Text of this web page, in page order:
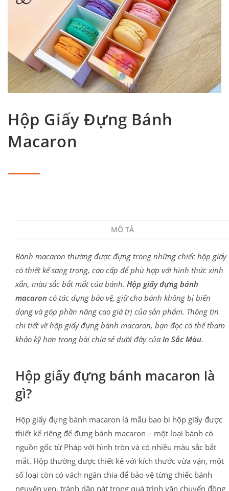
Hộp Giấy Đựng Bánh
Macaron
MÔ TẢ
Bánh macaron thường được đựng trong những chiếc hộp giấy
có thiết kế sang trọng, cao cấp để phù hợp với hình thức xinh
xắn, màu sắc bắt mắt của bánh. Hộp giấy đựng bánh
macaron có tác dụng bảo vệ, giữ cho bánh không bị biến
dạng và góp phần nâng cao giá trị của sản phẩm. Thông tin
chi tiết về hộp giấy đựng bánh macaron, bạn đọc có thể tham
khảo kỹ hơn trong bài chia sẻ dưới đây của In Sắc Màu.
Hộp giấy đựng bánh macaron là
gì?
Hộp giấy đựng bánh macaron là mẫu bao bì hộp giấy được
thiết kế riêng để đựng bánh macaron – một loại bánh có
nguồn gốc từ Pháp với hình tròn và có nhiều màu sắc bắt
mắt. Hộp thường được thiết kế với kích thước vừa vặn, một
số loại còn có vách ngăn chia để bảo vệ từng chiếc bánh
nguyên vẹn, tránh dập nát trong quá trình vận chuyển đồng